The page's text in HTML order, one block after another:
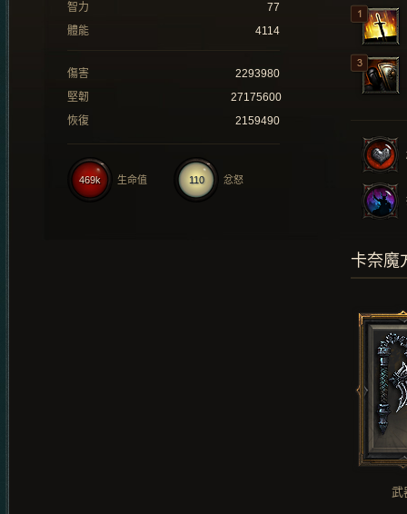
智力
77
體能
4114
傷害
2293980
堅韌
27175600
恢復
2159490
110 忿怒
469k 生命值
卡奈魔
武